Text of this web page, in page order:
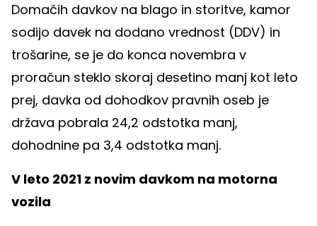
Domačih davkov na blago in storitve, kamor
sodijo davek na dodano vrednost (DDV) in
trošarine, se je do konca novembra v
proračun steklo skoraj desetino manj kot leto
prej, davka od dohodkov pravnih oseb je
država pobrala 24,2 odstotka manj,
dohodnine pa 3,4 odstotka manj.
V leto 2021 z novim davkom na motorna
vozila